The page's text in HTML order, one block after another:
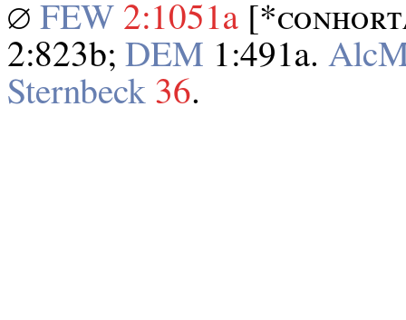
∅ FEW 2:1051a
2:823b; DEM 1:491a.
Sternbeck 36.